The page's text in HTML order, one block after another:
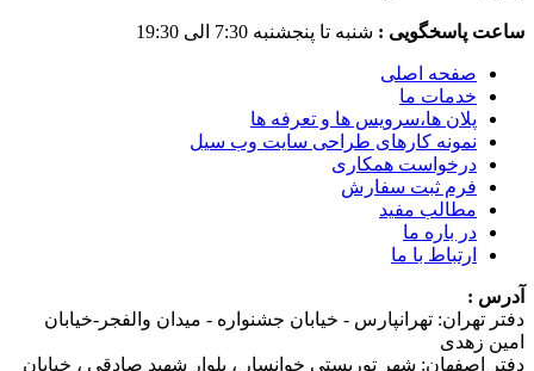
ساعت پاسخگویی : شنبه تا پنجشنبه 7:30 الی 19:30
صفحه اصلی
خدمات ما
پلان ها،سرویس ها و تعرفه ها
نمونه کارهای طراحی سایت وب سیل
درخواست همکاری
فرم ثبت سفارش
مطالب مفید
در باره ما
ارتباط با ما
آدرس :
دفتر تهران: تهرانپارس - خیابان جشنواره - میدان والفجر-خیابان
امین زهدی
دفتر اصفهان: شهر توریستی خوانسار ، بلوار شهید صادقی ، خیابان